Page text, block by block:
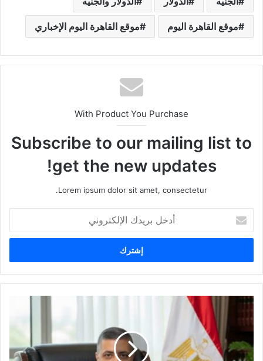
موقع القاهرة اليوم موقع القاهرة اليوم الإخباري
With Product You Purchase
Subscribe to our mailing list to
get the new updates!
Lorem ipsum dolor sit amet, consectetur.
خ
ب
ر
د
ك
ا
إ